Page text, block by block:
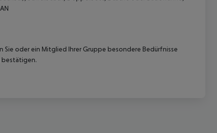
oder ein Mitglied Ihrer Gruppe besondere Bedürfnisse
bestätigen.